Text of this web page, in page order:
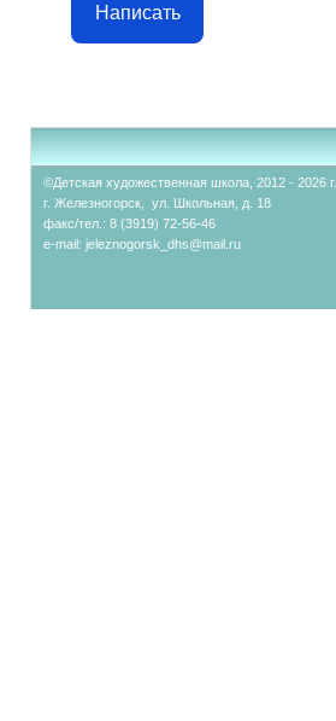
Написать
©Детская художественная школа, 2012 - 2026 г.
г. Железногорск, ул. Школьная, д. 18
факс/тел.: 8 (3919) 72-56-46
e-mail: jeleznogorsk_dhs@mail.ru